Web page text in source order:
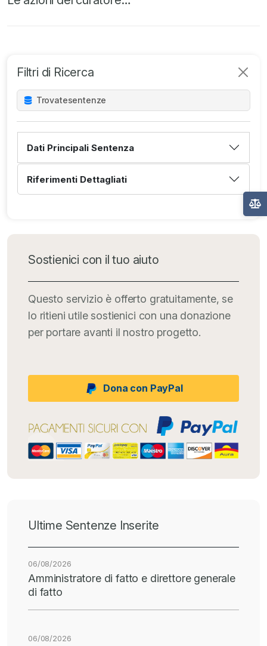
Filtri di Ricerca
Trovatesentenze
Dati Principali Sentenza
Riferimenti Dettagliati
Sostienici con il tuo aiuto
Questo servizio è offerto gratuitamente, se
lo ritieni utile sostienici con una donazione
per portare avanti il nostro progetto.
Dona con PayPal
Ultime Sentenze Inserite
06/08/2026
Amministratore di fatto e direttore generale
di fatto
06/08/2026